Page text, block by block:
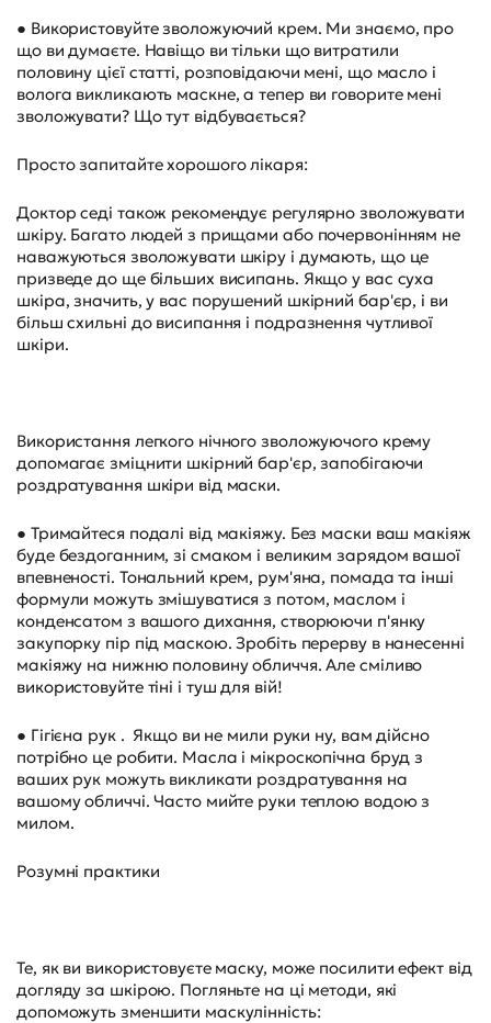
● Використовуйте зволожуючий крем. Ми знаємо, про
що ви думаєте. Навіщо ви тільки що витратили
половину цієї статті, розповідаючи мені, що масло і
волога викликають маскне, а тепер ви говорите мені
зволожувати? Що тут відбувається?
Просто запитайте хорошого лікаря:
Доктор седі також рекомендує регулярно зволожувати
шкіру. Багато людей з прищами або почервонінням не
наважуються зволожувати шкіру і думають, що це
призведе до ще більших висипань. Якщо у вас суха
шкіра, значить, у вас порушений шкірний бар'єр, і ви
більш схильні до висипання і подразнення чутливої
шкіри.
Використання легкого нічного зволожуючого крему
допомагає зміцнити шкірний бар'єр, запобігаючи
роздратування шкіри від маски.
● Тримайтеся подалі від макіяжу. Без маски ваш макіяж
буде бездоганним, зі смаком і великим зарядом вашої
впевненості. Тональний крем, рум'яна, помада та інші
формули можуть змішуватися з потом, маслом і
конденсатом з вашого дихання, створюючи п'янку
закупорку пір під маскою. Зробіть перерву в нанесенні
макіяжу на нижню половину обличчя. Але сміливо
використовуйте тіні і туш для вій!
● Гігієна рук . Якщо ви не мили руки ну, вам дійсно
потрібно це робити. Масла і мікроскопічна бруд з
ваших рук можуть викликати роздратування на
вашому обличчі. Часто мийте руки теплою водою з
милом.
Розумні практики
Те, як ви використовуєте маску, може посилити ефект від
догляду за шкірою. Погляньте на ці методи, які
допоможуть зменшити маскулінність: